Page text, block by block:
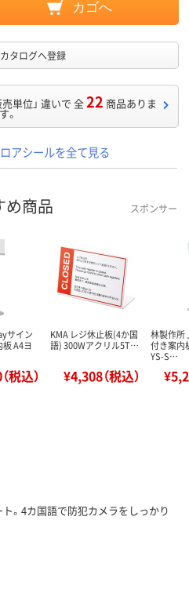
カゴへ
タログへ登録
売単位」 違いで 全22 商品ありま
す。
アシールを全て見る
め商品 スポンサー
サイン
板 A4ヨ
税込）
KMA レジ休止板(4か国
語) 300Wアクリル5T…
¥4,308（税込）
林製作所
付き案内
YS-S…
ト。4カ国語で防犯カメラをしっかり